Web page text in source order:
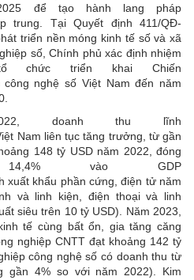
để tạo hành lang pháp
trung. Tại Quyết định 411/QĐ-
triển nền móng kinh tế số và xã
số, Chính phủ xác định nhiệm
triển khai Chiến
nghệ số Việt Nam đến năm
doanh thu lĩnh
Nam liên tục tăng trưởng, từ gần
148 tỷ USD năm 2022, đóng
vào GDP
xuất khẩu phần cứng, điện tử năm
và linh kiện, điện thoại và linh
siêu trên 10 tỷ USD). Năm 2023,
tế cùng bất ổn, gia tăng căng
nghiệp CNTT đạt khoảng 142 tỷ
công nghệ số có doanh thu từ
gần 4% so với năm 2022). Kim